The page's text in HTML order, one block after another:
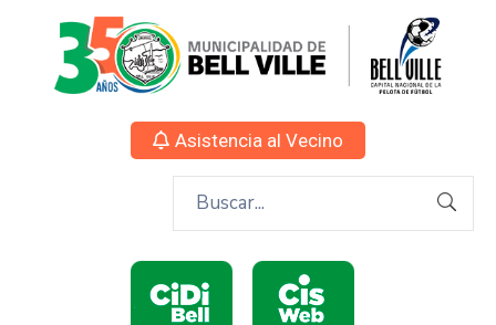
Asistencia al Vecino